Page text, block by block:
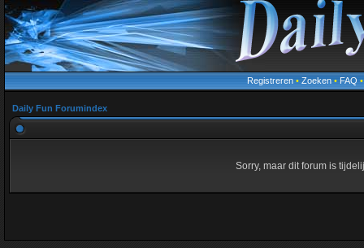
Registreren • Zoeken • FAQ
Daily Fun Forumindex
Sorry, maar dit forum is